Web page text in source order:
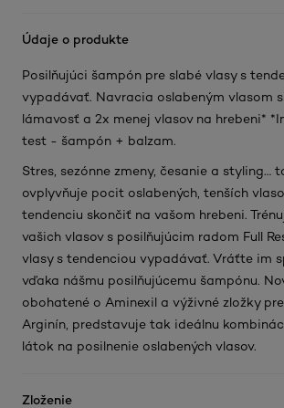
Údaje o produkte
Posilňujúci šampón pre slabé vlasy s
vypadávať. Navracia oslabeným vlasom
lámavosť a 2x menej vlasov na hrebeni*
test - šampón + balzam.
Stres, sezónne zmeny, česanie a styling…
ovplyvňuje pocit oslabených, tenších
tendenciu skončiť na vašom hrebeni.
vašich vlasov s posilňujúcim radom Full
vlasy s tendenciou vypadávať. Vráťte im
vďaka nášmu posilňujúcemu šampónu.
obohatené o Aminexil a výživné zložky
Arginín, predstavuje tak ideálnu
látok na posilnenie oslabených vlasov.
Zloženie